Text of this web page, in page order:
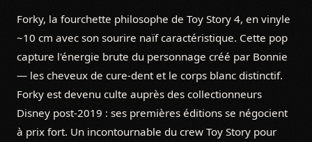
Forky, la fourchette philosophe de Toy Story 4, en vinyle
~10 cm avec son sourire naïf caractéristique. Cette pop
capture l'énergie brute du personnage créé par Bonnie
— les cheveux de cure-dent et le corps blanc distinctif.
Forky est devenu culte auprès des collectionneurs
Disney post-2019 : ses premières éditions se négocient
à prix fort. Un incontournable du crew Toy Story pour